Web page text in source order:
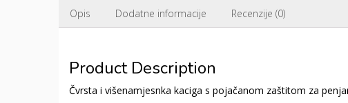
Opis Dodatne informacije Recenzije (0)
Product Description
Čvrsta i višenamjesnka kaciga s pojačanom zaštitom za